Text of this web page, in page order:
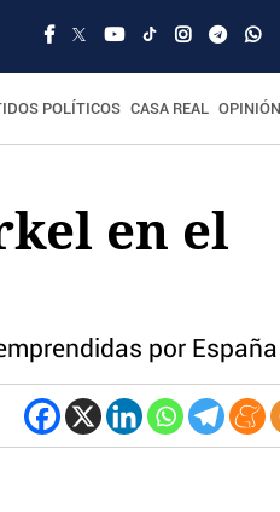
POLÍTICOS CASA REAL OPINIÓN
en el
por España